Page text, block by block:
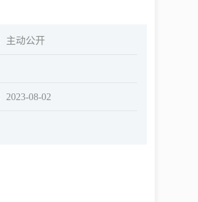
主动公开
2023-08-02